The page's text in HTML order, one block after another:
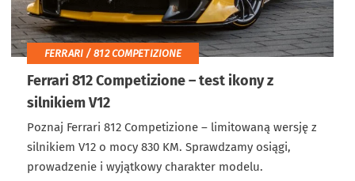
FERRARI / 812 COMPETIZIONE
Ferrari 812 Competizione – test ikony z
silnikiem V12
Poznaj Ferrari 812 Competizione – limitowaną wersję z
silnikiem V12 o mocy 830 KM. Sprawdzamy osiągi,
prowadzenie i wyjątkowy charakter modelu.